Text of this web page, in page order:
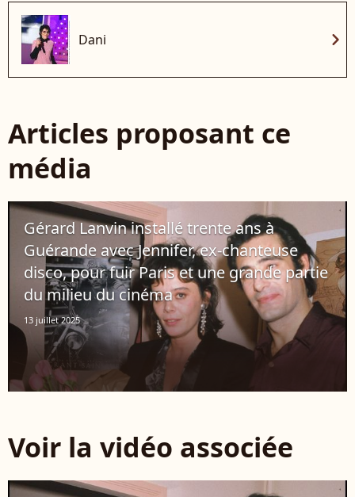
Dani chevron_right
Articles proposant ce
média
Gérard Lanvin installé trente ans à
Guérande avec Jennifer, ex-chanteuse
disco, pour fuir Paris et une grande partie
du milieu du cinéma
13 juillet 2025
Voir la vidéo associée